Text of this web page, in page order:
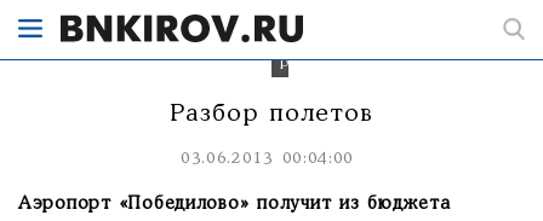
млн
рублей.
Разбор полетов
03.06.2013 00:04:00
Аэропорт «Победилово» получит из бюджета